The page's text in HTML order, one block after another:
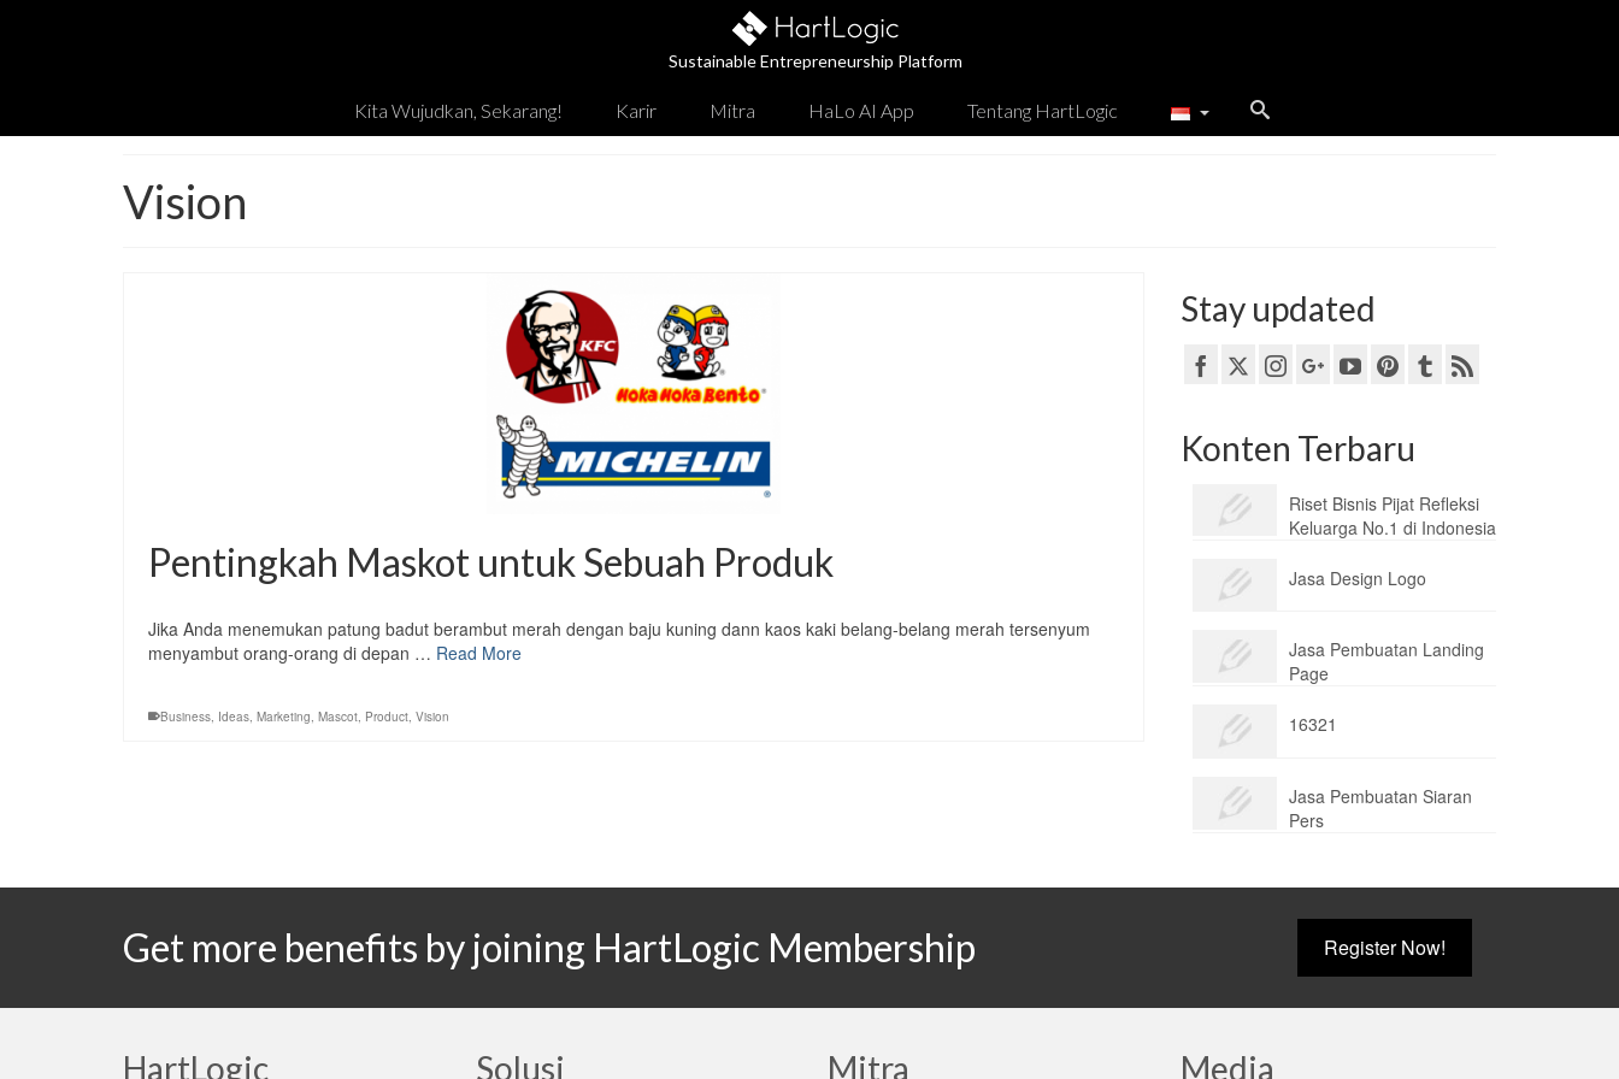
Sustainable Entrepreneurship Platform
Kita Wujudkan, Sekarang! Karir Mitra HaLo AI App Tentang HartLogic
Vision
Pentingkah Maskot untuk Sebuah Produk
Jika Anda menemukan patung badut berambut merah dengan baju kuning dann kaos kaki belang-belang merah tersenyum
menyambut orang-orang di depan … Read More
Business, Ideas, Marketing, Mascot, Product, Vision
Stay updated
Konten Terbaru
Riset Bisnis Pijat Refleksi
Keluarga No.1 di Indonesia
Jasa Design Logo
Jasa Pembuatan Landing
Page
16321
Jasa Pembuatan Siaran
Pers
Get more benefits by joining HartLogic Membership Register Now!
HartLogic Solusi Mitra Media